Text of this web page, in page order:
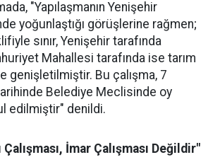
"Yapılaşmanın Yenişehir
yoğunlaştığı görüşlerine rağmen;
sınır, Yenişehir tarafında
Mahallesi tarafında ise tarım
genişletilmiştir. Bu çalışma, 7
Belediye Meclisinde oy
edilmiştir" denildi.
Çalışması, İmar Çalışması Değildir"